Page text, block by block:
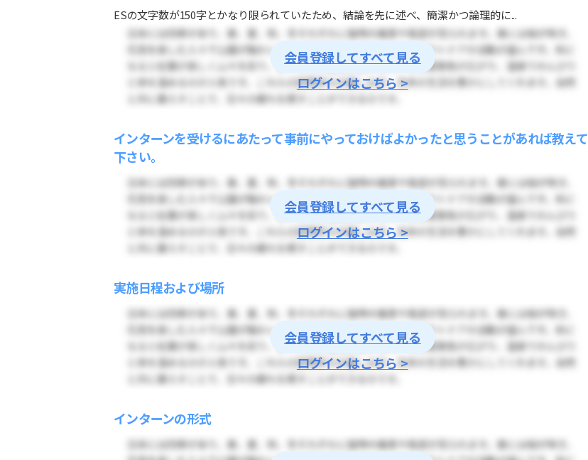
ESの文字数が150字とかなり限られていたため、結論を先に述べ、簡潔かつ論理的に...
会員登録してすべて見る
ログインはこちら >
インターンを受けるにあたって事前にやっておけばよかったと思うことがあれば教えて
下さい。
会員登録してすべて見る
ログインはこちら >
実施日程および場所
会員登録してすべて見る
ログインはこちら >
インターンの形式